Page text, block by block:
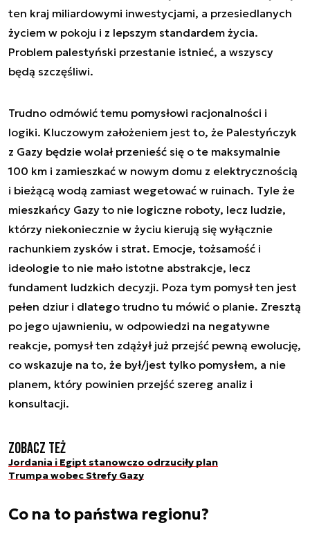
ten kraj miliardowymi inwestycjami, a przesiedlanych
życiem w pokoju i z lepszym standardem życia.
Problem palestyński przestanie istnieć, a wszyscy
będą szczęśliwi.
Trudno odmówić temu pomysłowi racjonalności i
logiki. Kluczowym założeniem jest to, że Palestyńczyk
z Gazy będzie wolał przenieść się o te maksymalnie
100 km i zamieszkać w nowym domu z elektrycznością
i bieżącą wodą zamiast wegetować w ruinach. Tyle że
mieszkańcy Gazy to nie logiczne roboty, lecz ludzie,
którzy niekoniecznie w życiu kierują się wyłącznie
rachunkiem zysków i strat. Emocje, tożsamość i
ideologie to nie mało istotne abstrakcje, lecz
fundament ludzkich decyzji. Poza tym pomysł ten jest
pełen dziur i dlatego trudno tu mówić o planie. Zresztą
po jego ujawnieniu, w odpowiedzi na negatywne
reakcje, pomysł ten zdążył już przejść pewną ewolucję,
co wskazuje na to, że był/jest tylko pomysłem, a nie
planem, który powinien przejść szereg analiz i
konsultacji.
Zobacz też
Jordania i Egipt stanowczo odrzuciły plan
Trumpa wobec Strefy Gazy
Co na to państwa regionu?